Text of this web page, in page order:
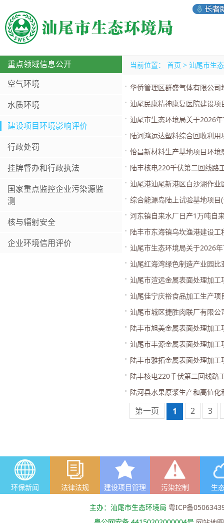
重点领域信息公开
空气环境
水质环境
建设项目环境影响评价
行政处罚
挂牌督办和行政执法
国家重点监控企业污染源监
测
核与辐射安全
企业环境信用评价
当前位置： 首页 > 汕尾市生
华侨管理区群盛气体有限公
汕尾民康精神康复医院建设
汕尾市生态环境局关于2026
陆河鸿运达塑料综合回收利
怡昌新材料生产基地项目环境
陆丰核电220千伏第二回线路
汕尾港汕尾新港区白沙湖作
综合能源岛陆上试验基地项
河东镇自来水厂日产1万吨自
陆丰市东海镇乌坎渔港建设
汕尾市生态环境局关于2026
汕尾红海湾绿色制造产业园
汕尾市渲远金属表面处理加
汕尾佳宁庆裕食品加工生产
汕尾市城区捷胜肉联厂有限
陆丰市旭美金属表面处理加
汕尾市丰源金属表面处理加
陆丰市雅拓金属表面处理加
陆丰核电220千伏第二回线路
陆河县水果原浆生产和高值
第一页 1 2 3
环保新闻 法律法规 建设项目管理 污染控制 生
主办：汕尾市生态环境局粤ICP备